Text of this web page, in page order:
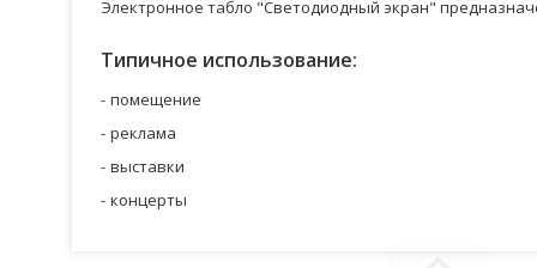
Электронное табло "Светодиодный экран"
Типичное использование:
помещение
реклама
выставки
концерты